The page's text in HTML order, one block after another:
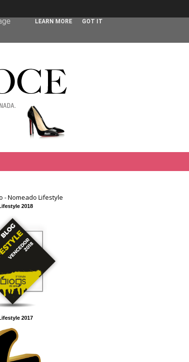
- Nomeado Lifestyle
2018
2017
LEARN MORE GOT IT